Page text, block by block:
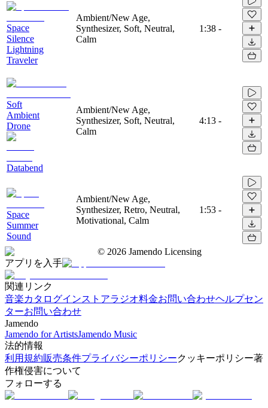
Space
Silence
Lightning
Traveler
Ambient/New Age,
Synthesizer, Soft, Neutral,
Calm
1:38 -
Soft
Ambient
Drone
Databend
Ambient/New Age,
Synthesizer, Soft, Neutral,
Calm
4:13 -
Space
Summer
Sound
Ambient/New Age,
Synthesizer, Retro, Neutral,
Motivational, Calm
1:53 -
© 2026 Jamendo Licensing
アプリを入手
関連リンク
音楽カタログインストアラジオ料金お問い合わせヘルプセン
ターお問い合わせ
Jamendo
Jamendo for ArtistsJamendo Music
法的情報
利用規約販売条件プライバシーポリシークッキーポリシー著
作権侵害について
フォローする